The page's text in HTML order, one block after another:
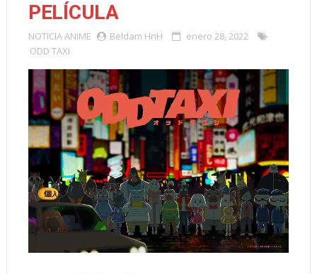
PELÍCULA
NOTICIAANIME Beldam HnH
enero 28, 2022
ODD TAXI